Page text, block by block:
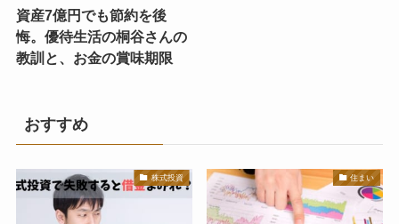
資産7億円でも節約を後
悔。優待生活の桐谷さんの
教訓と、お金の賞味期限
おすすめ
株式投資 住まい